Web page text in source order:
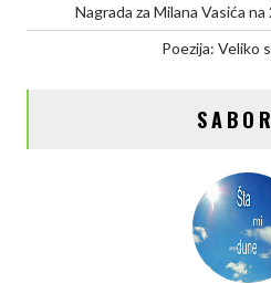
Nagrada za Milana Vasića na
Poezija: Veliko